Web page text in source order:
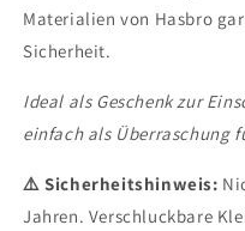
Materialien von Hasbro
Sicherheit.
Ideal als Geschenk zur
einfach als Überraschung
⚠️ Sicherheitshinweis:
Jahren. Verschluckbare